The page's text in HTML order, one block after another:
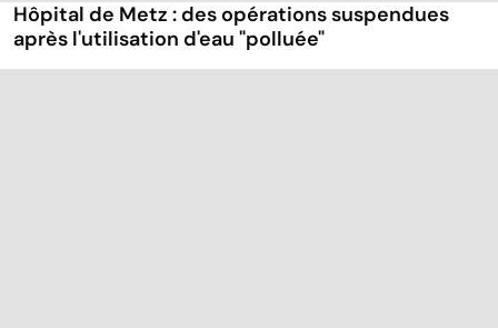
Hôpital de Metz : des opérations suspendues
après l'utilisation d'eau "polluée"